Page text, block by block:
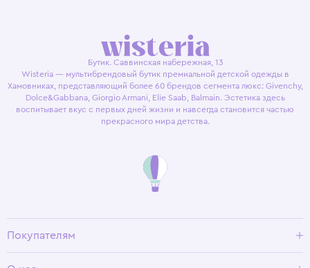
Бутик. Саввинская набережная, 13
Wisteria — мультибрендовый бутик премиальной детской одежды в
Хамовниках, представляющий более 60 брендов сегмента люкс: Givenchy,
Dolce&Gabbana, Giorgio Armani, Elie Saab, Balmain. Эстетика здесь
воспитывает вкус с первых дней жизни и навсегда становится частью
прекрасного мира детства.
Покупателям